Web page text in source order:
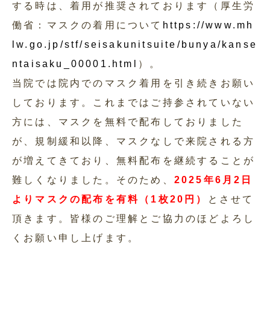
する時は、着用が推奨されております（厚生労
働省：マスクの着用について https://www.mh
lw.go.jp/stf/seisakunitsuite/bunya/kanse
ntaisaku_00001.html
）。
当院では院内でのマスク着用を引き続きお願い
しております。これまではご持参されていない
方には、マスクを無料で配布しておりました
が、規制緩和以降、マスクなしで来院される方
が増えてきており、無料配布を継続することが
難しくなりました。そのため、 2025年6月2日
よりマスクの配布を有料（1枚20円）
とさせて
頂きます。皆様のご理解とご協力のほどよろし
くお願い申し上げます。